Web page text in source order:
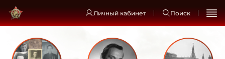
Личный кабинет Поиск